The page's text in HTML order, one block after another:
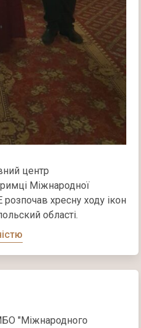
центр
Міжнародної
хресну ходу ікон
області.
"Міжнародного